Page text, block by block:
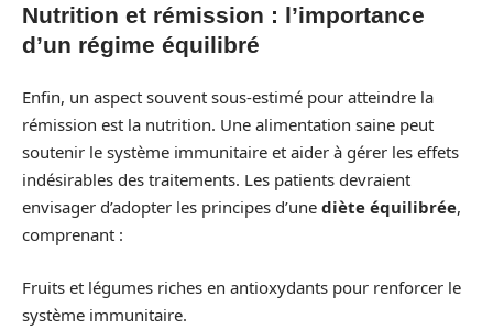
Nutrition et rémission : l’importance
d’un régime équilibré
Enfin, un aspect souvent sous-estimé pour atteindre la
rémission est la nutrition. Une alimentation saine peut
soutenir le système immunitaire et aider à gérer les effets
indésirables des traitements. Les patients devraient
envisager d’adopter les principes d’une diète équilibrée,
comprenant :
Fruits et légumes riches en antioxydants pour renforcer le
système immunitaire.